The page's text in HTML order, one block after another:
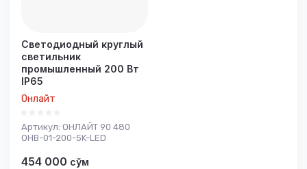
Светодиодный круглый
светильник
промышленный 200 Вт
IP65
Онлайт
Артикул: ОНЛАЙТ 90 480
OHB-01-200-5K-LED
454 000 сўм